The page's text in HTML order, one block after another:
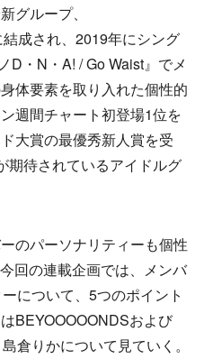
グループ、
成され、2019年にシング
D・N・A! / Go Waist』でメ
体要素を取り入れた個性的
週間チャート初登場1位を
大賞の最優秀新人賞を受
期待されているアイドルグ
のパーソナリティーも個性
回の連載企画では、メンバ
について、5つのポイント
BEYOOOOONDSおよび
倉りかについて見ていく。